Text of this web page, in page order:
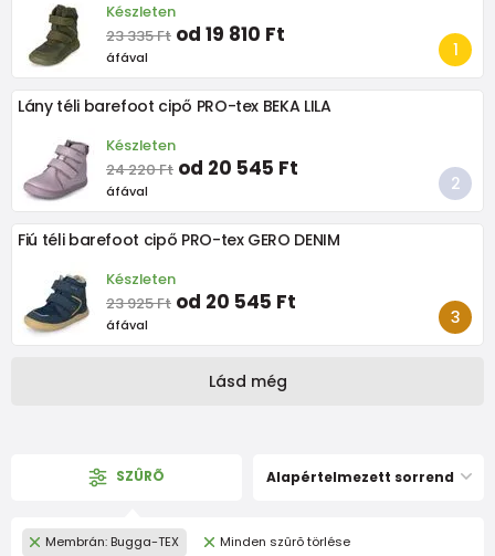
Készleten
23 335 Ft od 19 810 Ft
áfával
Lány téli barefoot cipő PRO-tex BEKA LILA
Készleten
24 220 Ft od 20 545 Ft
áfával
Fiú téli barefoot cipő PRO-tex GERO DENIM
Készleten
23 925 Ft od 20 545 Ft
áfával
Lásd még
SZÛRÕ Alapértelmezett sorrend
Membrán: Bugga-TEX Minden szûrõ törlése